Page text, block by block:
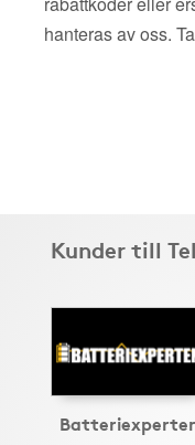
hanteras av oss.
Kunder till